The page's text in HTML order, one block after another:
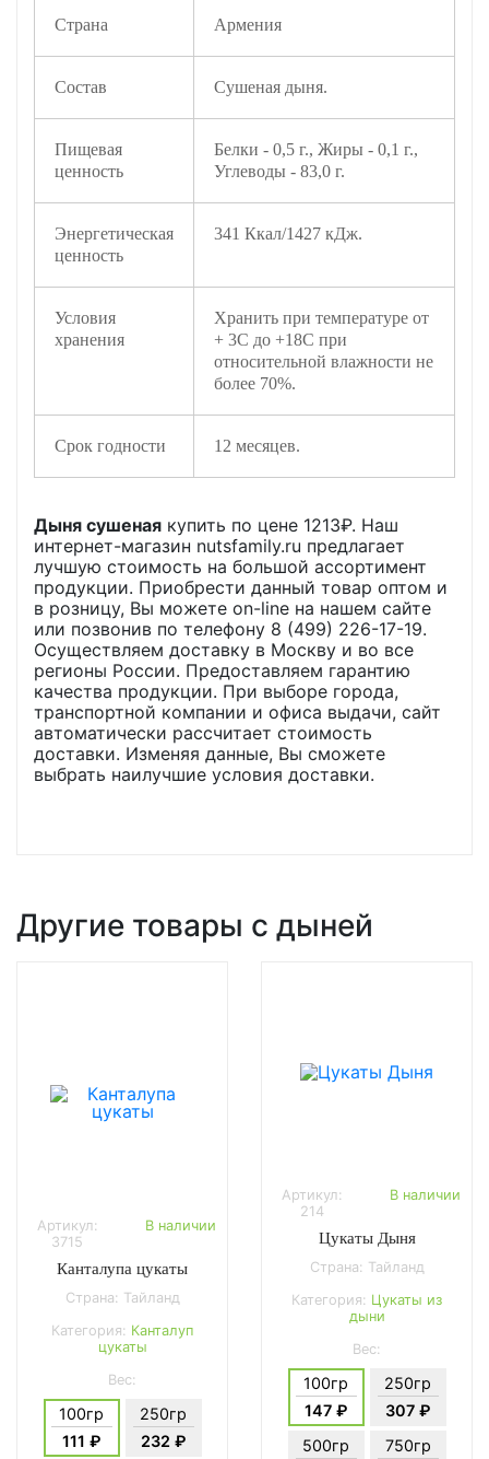
Страна Армения
Состав Сушеная дыня.
Пищевая
ценность
Белки - 0,5 г., Жиры - 0,1 г.,
Углеводы - 83,0 г.
Энергетическая
ценность
341 Ккал/1427 кДж.
Условия
хранения
Хранить при температуре от
+ 3С до +18С при
относительной влажности не
более 70%.
Срок годности 12 месяцев.
Дыня сушеная купить по цене 1213₽. Наш
интернет-магазин nutsfamily.ru предлагает
лучшую стоимость на большой ассортимент
продукции. Приобрести данный товар оптом и
в розницу, Вы можете on-line на нашем сайте
или позвонив по телефону 8 (499) 226-17-19.
Осуществляем доставку в Москву и во все
регионы России. Предоставляем гарантию
качества продукции. При выборе города,
транспортной компании и офиса выдачи, сайт
автоматически рассчитает стоимость
доставки. Изменяя данные, Вы сможете
выбрать наилучшие условия доставки.
Другие товары с дыней
Артикул:
3715
В наличии
Канталупа цукаты
Страна: Тайланд
Категория: Канталуп
цукаты
Вес:
100гр
111 ₽
250гр
232 ₽
Артикул:
214
В наличии
Цукаты Дыня
Страна: Тайланд
Категория: Цукаты из
дыни
Вес:
100гр
147 ₽
250гр
307 ₽
500гр
750гр